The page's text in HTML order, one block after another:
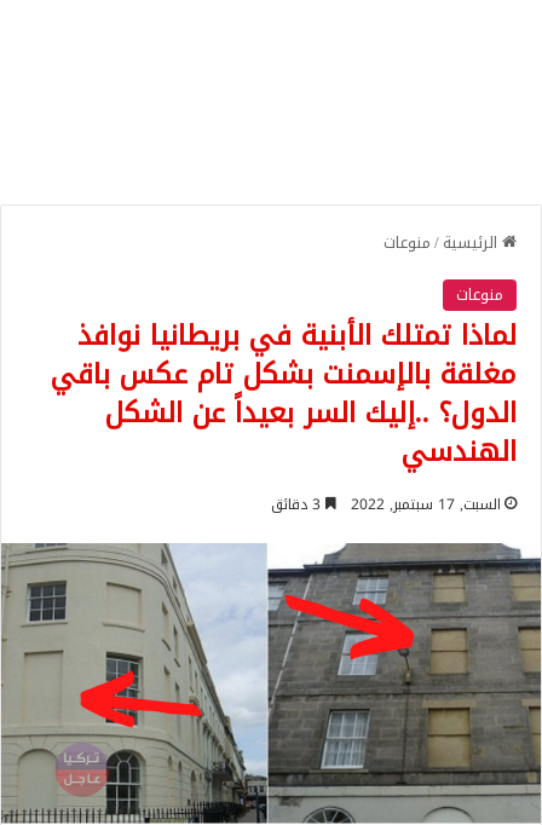
الرئيسية/منوعات
منوعات
لماذا تمتلك الأبنية في بريطانيا نوافذ
مغلقة بالإسمنت بشكل تام عكس باقي
الدول؟ ..إليك السر بعيداً عن الشكل
الهندسي
السبت, 17 سبتمبر, 2022